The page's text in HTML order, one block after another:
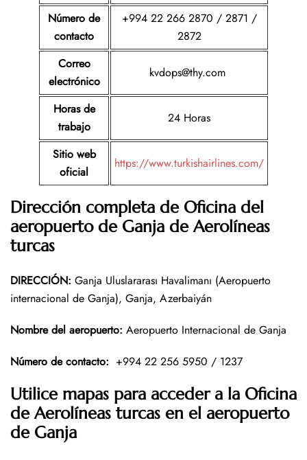
Número de
contacto
+994 22 266 2870 / 2871 /
2872
Correo
electrónico
kvdops@thy.com
Horas de
trabajo
24 Horas
Sitio web
oficial
https://www.turkishairlines.com/
Dirección completa de Oficina del
aeropuerto de Ganja de Aerolíneas
turcas
DIRECCIÓN: Ganja Uluslararası Havalimanı (Aeropuerto
internacional de Ganja), Ganja, Azerbaiyán
Nombre del aeropuerto: Aeropuerto Internacional de Ganja
Número de contacto: +994 22 256 5950 / 1237
Utilice mapas para acceder a la Oficina
de Aerolíneas turcas en el aeropuerto
de Ganja